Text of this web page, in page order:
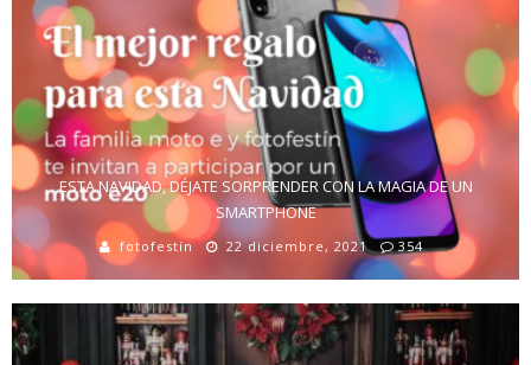
ESTA NAVIDAD, DÉJATE SORPRENDER CON LA MAGIA DE UN
SMARTPHONE
fotofestín 22 diciembre, 2021 354